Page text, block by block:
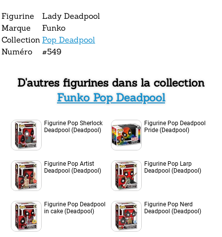
Figurine
Lady Deadpool
Marque
Funko
Collection Pop Deadpool
Numéro
#549
D'autres figurines dans la collection
Funko Pop Deadpool
Figurine Pop Sherlock
Deadpool (Deadpool)
Figurine Pop Deadpool
Pride (Deadpool)
Figurine Pop Artist
Deadpool (Deadpool)
Figurine Pop Larp
Deadpool (Deadpool)
Figurine Pop Deadpool
in cake (Deadpool)
Figurine Pop Nerd
Deadpool (Deadpool)